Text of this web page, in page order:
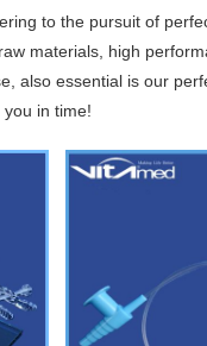
to the pursuit of
materials, high
also essential is our
in time!